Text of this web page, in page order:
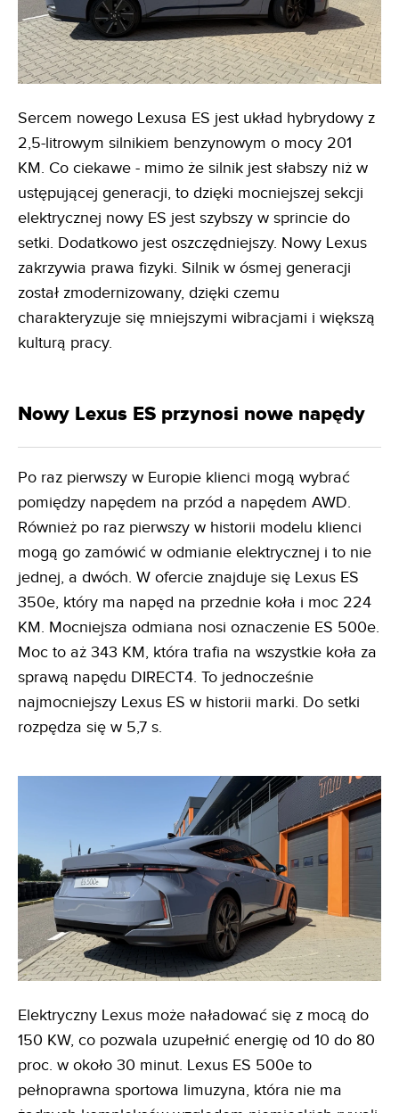
Sercem nowego Lexusa ES jest układ hybrydowy z
2,5-litrowym silnikiem benzynowym o mocy 201
KM. Co ciekawe - mimo że silnik jest słabszy niż w
ustępującej generacji, to dzięki mocniejszej sekcji
elektrycznej nowy ES jest szybszy w sprincie do
setki. Dodatkowo jest oszczędniejszy. Nowy Lexus
zakrzywia prawa fizyki. Silnik w ósmej generacji
został zmodernizowany, dzięki czemu
charakteryzuje się mniejszymi wibracjami i większą
kulturą pracy.
Nowy Lexus ES przynosi nowe napędy
Po raz pierwszy w Europie klienci mogą wybrać
pomiędzy napędem na przód a napędem AWD.
Również po raz pierwszy w historii modelu klienci
mogą go zamówić w odmianie elektrycznej i to nie
jednej, a dwóch. W ofercie znajduje się Lexus ES
350e, który ma napęd na przednie koła i moc 224
KM. Mocniejsza odmiana nosi oznaczenie ES 500e.
Moc to aż 343 KM, która trafia na wszystkie koła za
sprawą napędu DIRECT4. To jednocześnie
najmocniejszy Lexus ES w historii marki. Do setki
rozpędza się w 5,7 s.
Elektryczny Lexus może naładować się z mocą do
150 KW, co pozwala uzupełnić energię od 10 do 80
proc. w około 30 minut. Lexus ES 500e to
pełnoprawna sportowa limuzyna, która nie ma